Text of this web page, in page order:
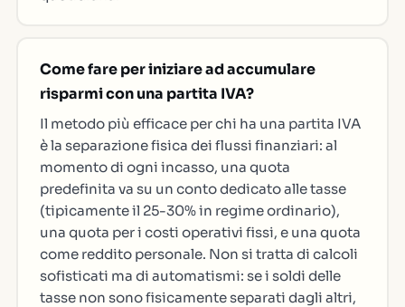
Come fare per iniziare ad accumulare
risparmi con una partita IVA?
Il metodo più efficace per chi ha una partita IVA
è la separazione fisica dei flussi finanziari: al
momento di ogni incasso, una quota
predefinita va su un conto dedicato alle tasse
(tipicamente il 25-30% in regime ordinario),
una quota per i costi operativi fissi, e una quota
come reddito personale. Non si tratta di calcoli
sofisticati ma di automatismi: se i soldi delle
tasse non sono fisicamente separati dagli altri,